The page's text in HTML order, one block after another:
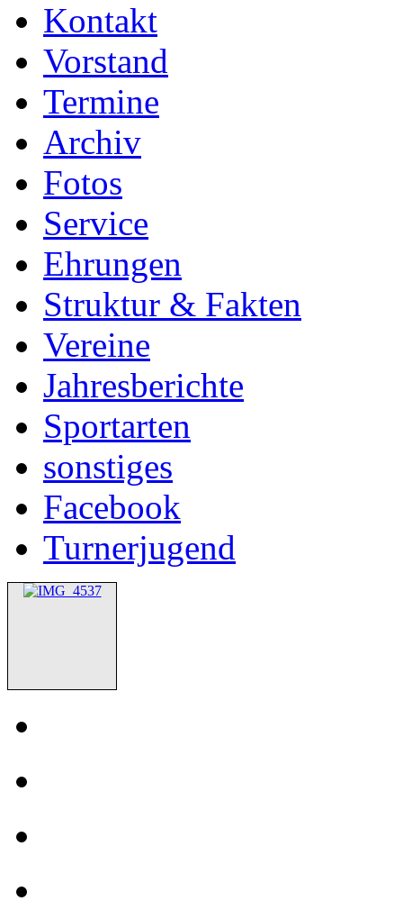
Kontakt
Vorstand
Termine
Archiv
Fotos
Service
Ehrungen
Struktur & Fakten
Vereine
Jahresberichte
Sportarten
sonstiges
Facebook
Turnerjugend